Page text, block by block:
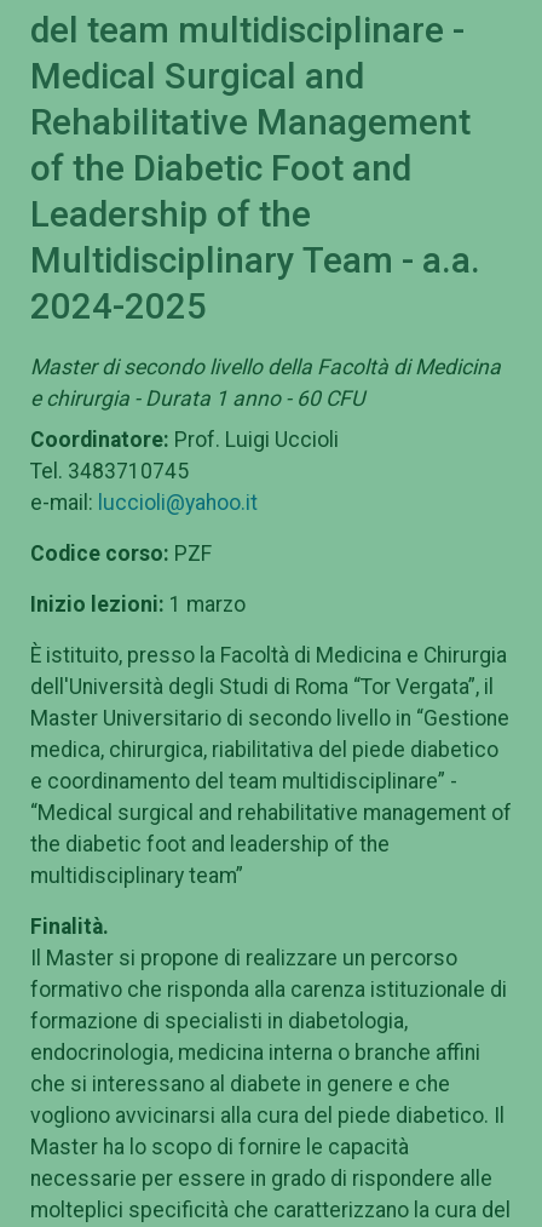
del team multidisciplinare -
Medical Surgical and
Rehabilitative Management
of the Diabetic Foot and
Leadership of the
Multidisciplinary Team - a.a.
2024-2025
Master di secondo livello della Facoltà di Medicina
e chirurgia - Durata 1 anno - 60 CFU
Coordinatore: Prof. Luigi Uccioli
Tel. 3483710745
e-mail: luccioli@yahoo.it
Codice corso: PZF
Inizio lezioni: 1 marzo
È istituito, presso la Facoltà di Medicina e Chirurgia
dell'Università degli Studi di Roma “Tor Vergata”, il
Master Universitario di secondo livello in “Gestione
medica, chirurgica, riabilitativa del piede diabetico
e coordinamento del team multidisciplinare” -
“Medical surgical and rehabilitative management of
the diabetic foot and leadership of the
multidisciplinary team”
Finalità.
Il Master si propone di realizzare un percorso
formativo che risponda alla carenza istituzionale di
formazione di specialisti in diabetologia,
endocrinologia, medicina interna o branche affini
che si interessano al diabete in genere e che
vogliono avvicinarsi alla cura del piede diabetico. Il
Master ha lo scopo di fornire le capacità
necessarie per essere in grado di rispondere alle
molteplici specificità che caratterizzano la cura del